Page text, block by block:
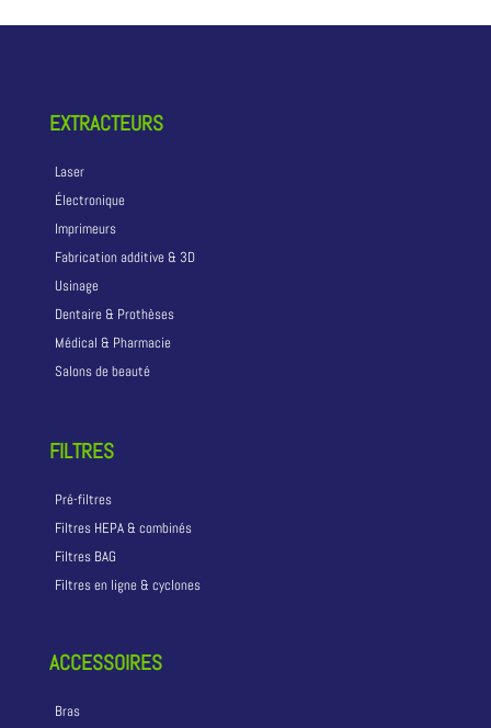
EXTRACTEURS
Laser
Électronique
Imprimeurs
Fabrication additive & 3D
Usinage
Dentaire & Prothèses
Médical & Pharmacie
Salons de beauté
FILTRES
Pré-filtres
Filtres HEPA & combinés
Filtres BAG
Filtres en ligne & cyclones
ACCESSOIRES
Bras